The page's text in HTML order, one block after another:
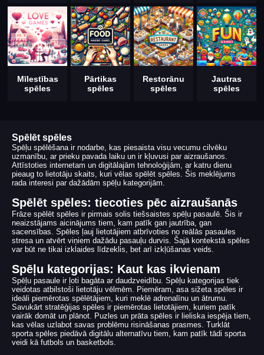
Mīlestības
spēles
Pārtikas
spēles
Restorānu
spēles
Jautras
spēles
Spēlēt spēles
Spēļu spēlēšana ir nodarbe, kas piesaista visu vecumu cilvēku
uzmanību, ar prieku pavada laiku un ir kļuvusi par aizraušanos.
Attīstoties internetam un digitālajām tehnoloģijām, ar katru dienu
pieaug to lietotāju skaits, kuri vēlas spēlēt spēles. Šis meklējums
rada interesi par dažādām spēļu kategorijām.
Spēlēt spēles: tiecoties pēc aizraušanās
Frāze spēlēt spēles ir pirmais solis tiešsaistes spēļu pasaulē. Šis ir
neaizstājams aicinājums tiem, kam patīk gan jautrība, gan
sacensības. Spēles ļauj lietotājiem atbrīvoties no reālās pasaules
stresa un atvērt viņiem dažādu pasauļu durvis. Šajā kontekstā spēles
var būt ne tikai izklaides līdzeklis, bet arī izkļūšanas veids.
Spēļu kategorijas: Kaut kas ikvienam
Spēļu pasaule ir ļoti bagāta ar daudzveidību. Spēļu kategorijas tiek
veidotas atbilstoši lietotāju vēlmēm. Piemēram, asa sižeta spēles ir
ideāli piemērotas spēlētājiem, kuri meklē adrenalīnu un ātrumu.
Savukārt stratēģijas spēles ir piemērotas lietotājiem, kuriem patīk
vairāk domāt un plānot. Puzles un prāta spēles ir lieliska iespēja tiem,
kas vēlas uzlabot savas problēmu risināšanas prasmes. Turklāt
sporta spēles piedāvā digitālu alternatīvu tiem, kam patīk tādi sporta
veidi kā futbols un basketbols.